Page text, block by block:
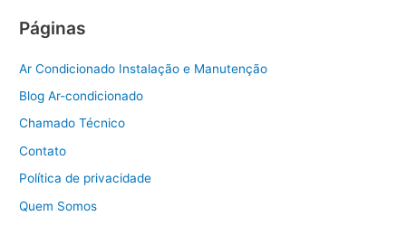
Páginas
Ar Condicionado Instalação e Manutenção
Blog Ar-condicionado
Chamado Técnico
Contato
Política de privacidade
Quem Somos